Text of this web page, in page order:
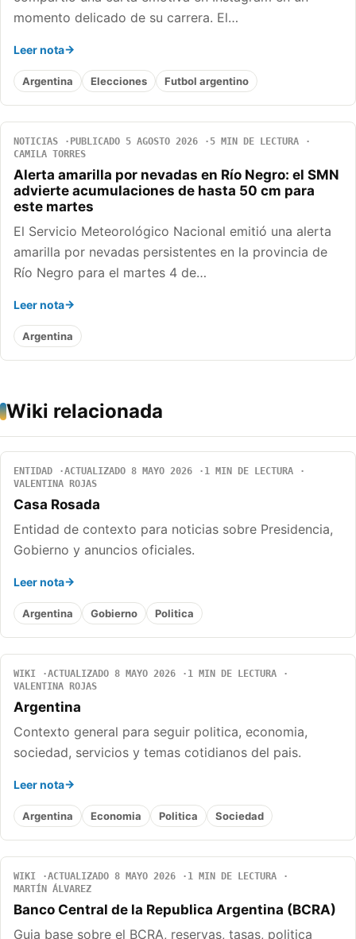
momento delicado de su carrera. El…
Leer nota
Argentina Elecciones Futbol argentino
NOTICIAS PUBLICADO 5 AGOSTO 2026
5 MIN DE LECTURA
CAMILA TORRES
Alerta amarilla por nevadas en Río Negro: el SMN
advierte acumulaciones de hasta 50 cm para
este martes
El Servicio Meteorológico Nacional emitió una alerta
amarilla por nevadas persistentes en la provincia de
Río Negro para el martes 4 de…
Leer nota
Argentina
Wiki relacionada
ENTIDAD ACTUALIZADO 8 MAYO 2026
1 MIN DE LECTURA
VALENTINA ROJAS
Casa Rosada
Entidad de contexto para noticias sobre Presidencia,
Gobierno y anuncios oficiales.
Leer nota
Argentina Gobierno Politica
WIKI ACTUALIZADO 8 MAYO 2026
1 MIN DE LECTURA
VALENTINA ROJAS
Argentina
Contexto general para seguir politica, economia,
sociedad, servicios y temas cotidianos del pais.
Leer nota
Argentina Economia Politica Sociedad
WIKI ACTUALIZADO 8 MAYO 2026
1 MIN DE LECTURA
MARTÍN ÁLVAREZ
Banco Central de la Republica Argentina (BCRA)
Guia base sobre el BCRA, reservas, tasas, politica